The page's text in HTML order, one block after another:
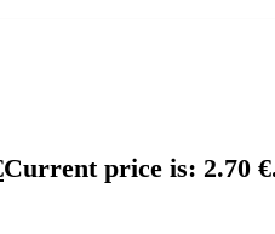
Current price is: 2.70